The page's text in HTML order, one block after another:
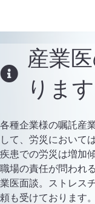
産業
ります
各種企業様の嘱託産
して、労災において
疾患での労災は増加
職場の責任が問われ
業医面談。ストレス
頼も受けております。